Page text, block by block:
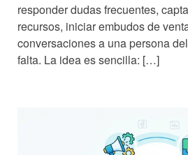
responder dudas frecuentes,
recursos, iniciar embudos de
conversaciones a una persona
falta. La idea es sencilla: […]